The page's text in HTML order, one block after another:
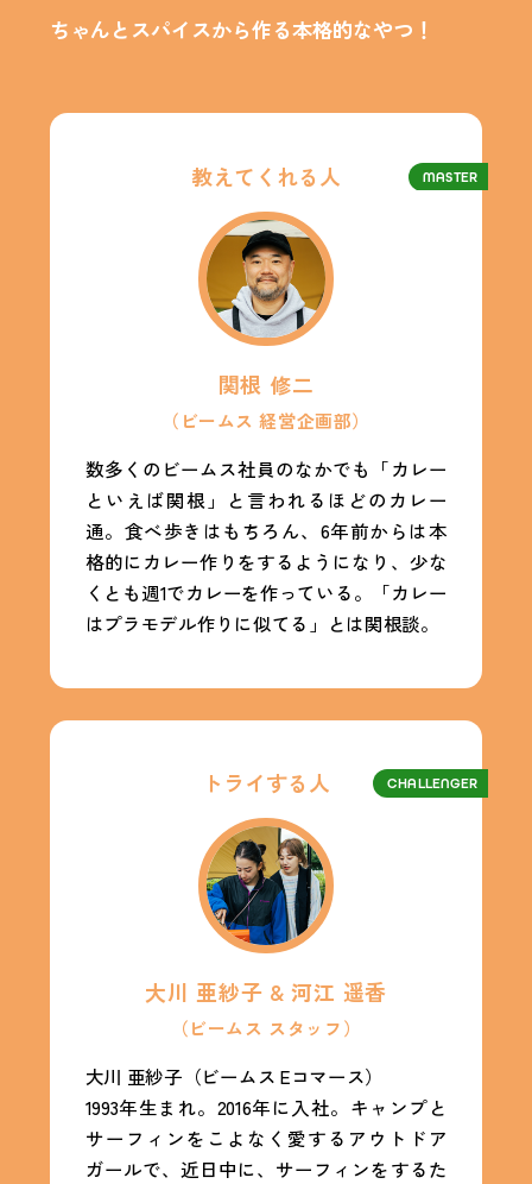
ちゃんとスパイスから作る本格的なやつ！
MASTER
教えてくれる人
関根 修二
（ビームス 経営企画部）
数多くのビームス社員のなかでも「カレー
といえば関根」と言われるほどのカレー
通。食べ歩きはもちろん、6年前からは本
格的にカレー作りをするようになり、少な
くとも週1でカレーを作っている。「カレー
はプラモデル作りに似てる」とは関根談。
CHALLENGER
トライする人
大川 亜紗子 & 河江 遥香
（ビームス スタッフ）
大川 亜紗子（ビームス Eコマース）
1993年生まれ。2016年に入社。キャンプと
サーフィンをこよなく愛するアウトドア
ガールで、近日中に、サーフィンをするた